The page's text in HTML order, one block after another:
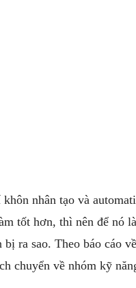
nhân tạo và
tốt hơn, thì nên để nó
ra sao. Theo báo cáo
chuyển về nhóm kỹ